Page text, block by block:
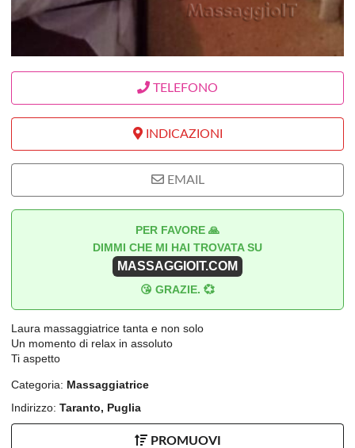
TELEFONO
INDICAZIONI
EMAIL
PER FAVORE 🙏
DIMMI CHE MI HAI TROVATA SU
MASSAGGIOIT.COM
😘 GRAZIE. 💞
Laura massaggiatrice tanta e non solo
Un momento di relax in assoluto
Ti aspetto
Categoria: Massaggiatrice
Indirizzo: Taranto, Puglia
PROMUOVI